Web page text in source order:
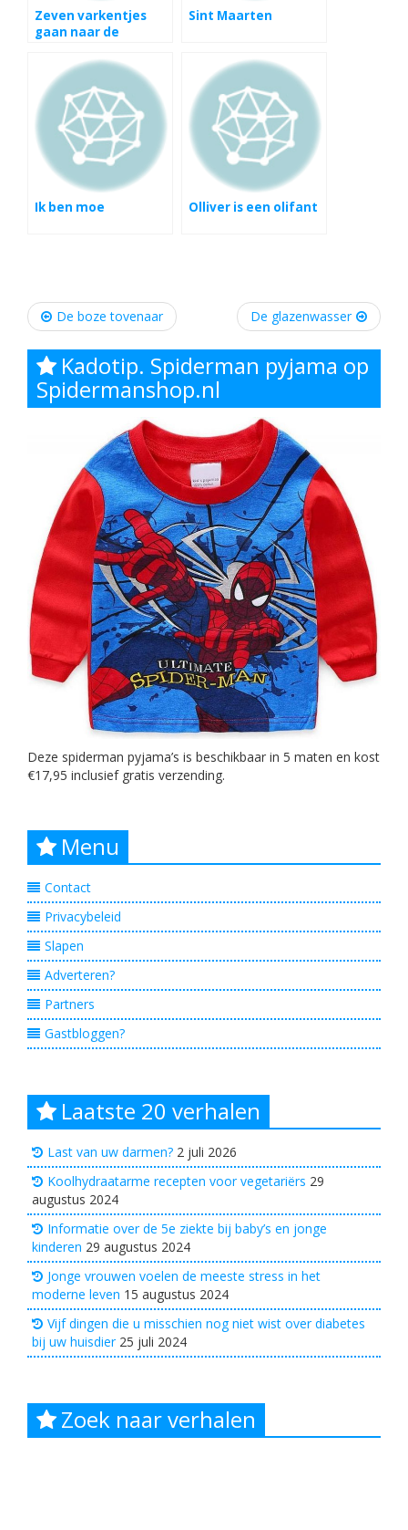
Zeven varkentjes
gaan naar de
Sint Maarten
Ik ben moe Olliver is een olifant
Post
navigation
De boze tovenaar De glazenwasser
Kadotip. Spiderman pyjama op
Spidermanshop.nl
Deze spiderman pyjama’s is beschikbaar in 5 maten en kost
€17,95 inclusief gratis verzending.
Menu
Contact
Privacybeleid
Slapen
Adverteren?
Partners
Gastbloggen?
Laatste 20 verhalen
Last van uw darmen? 2 juli 2026
Koolhydraatarme recepten voor vegetariërs 29
augustus 2024
Informatie over de 5e ziekte bij baby’s en jonge
kinderen 29 augustus 2024
Jonge vrouwen voelen de meeste stress in het
moderne leven 15 augustus 2024
Vijf dingen die u misschien nog niet wist over diabetes
bij uw huisdier 25 juli 2024
Zoek naar verhalen